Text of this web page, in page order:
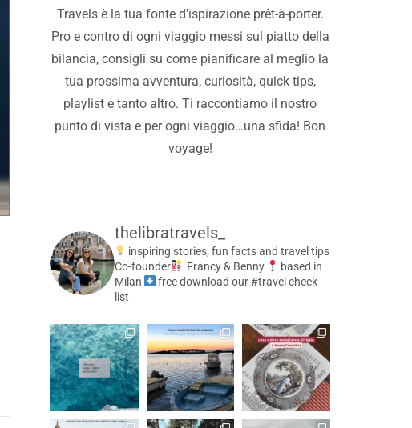
Travels è la tua fonte d’ispirazione prêt-à-porter.
Pro e contro di ogni viaggio messi sul piatto della
bilancia, consigli su come pianificare al meglio la
tua prossima avventura, curiosità, quick tips,
playlist e tanto altro. Ti raccontiamo il nostro
punto di vista e per ogni viaggio…una sfida! Bon
voyage!
thelibratravels_
inspiring stories, fun facts and travel tips
Co-founder
Francy & Benny
based in
Milan
free download our #travel check-
list